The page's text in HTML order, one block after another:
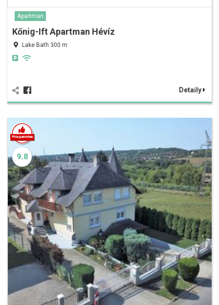
Apartman
Kőnig-Ift Apartman Hévíz
Lake Bath 300 m
Detaily
9.8